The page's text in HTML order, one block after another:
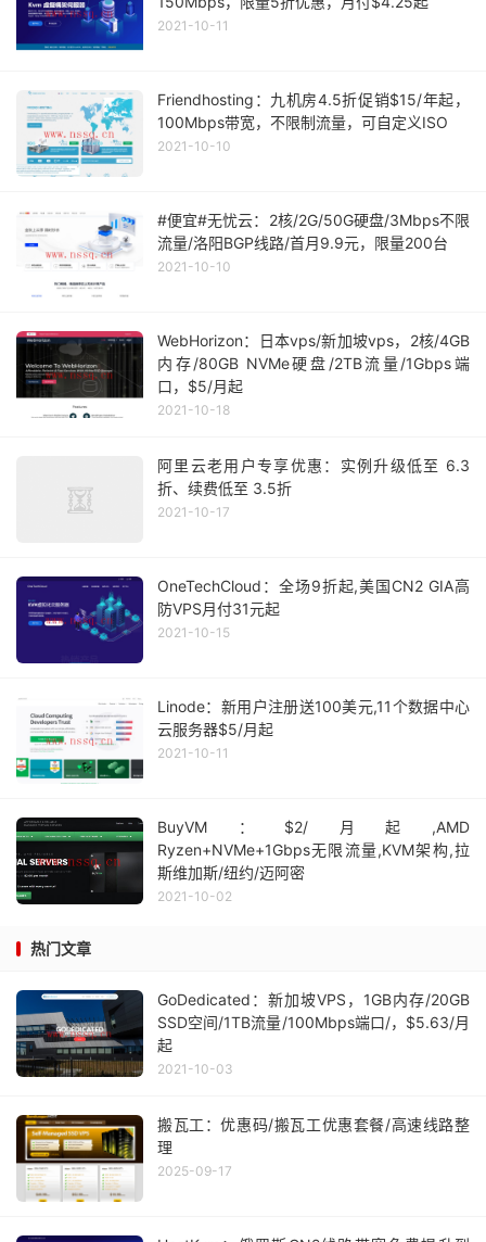
2021-10-11
Friendhosting：九机房4.5折促销$15/年起，
100Mbps带宽，不限制流量，可自定义ISO
2021-10-10
#便宜#无忧云：2核/2G/50G硬盘/3Mbps不限
流量/洛阳BGP线路/首月9.9元，限量200台
2021-10-10
WebHorizon：日本vps/新加坡vps，2核/4GB
内存/80GB NVMe硬盘/2TB流量/1Gbps端
口，$5/月起
2021-10-18
阿里云老用户专享优惠：实例升级低至 6.3
折、续费低至 3.5折
2021-10-17
OneTechCloud：全场9折起,美国CN2 GIA高
防VPS月付31元起
2021-10-15
Linode：新用户注册送100美元,11个数据中心
云服务器$5/月起
2021-10-11
BuyVM：$2/月起,AMD
Ryzen+NVMe+1Gbps无限流量,KVM架构,拉
斯维加斯/纽约/迈阿密
2021-10-02
热门文章
GoDedicated：新加坡VPS，1GB内存/20GB
SSD空间/1TB流量/100Mbps端口/，$5.63/月
起
2021-10-03
搬瓦工：优惠码/搬瓦工优惠套餐/高速线路整
理
2025-09-17